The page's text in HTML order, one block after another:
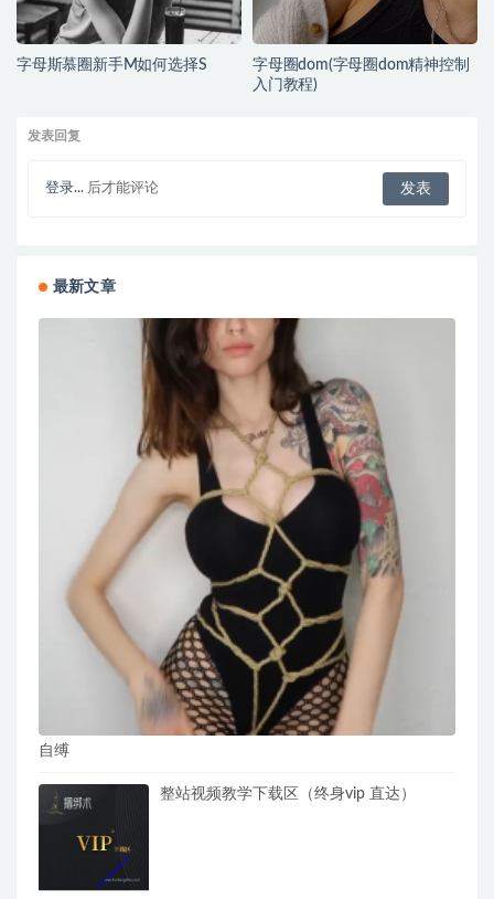
字母斯慕圈新手M如何选择S
字母圈dom(字母圈dom精神控制
入门教程)
发表回复
登录... 后才能评论
最新文章
自缚
整站视频教学下载区（终身vip 直达）